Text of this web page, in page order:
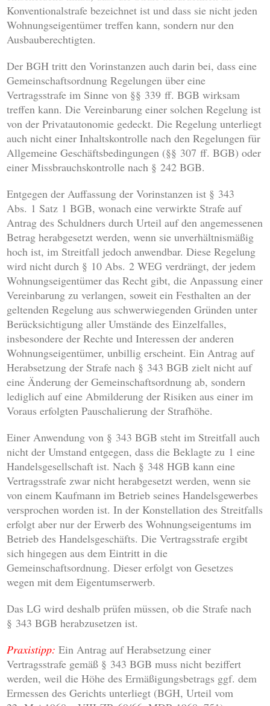
Konventionalstrafe bezeichnet ist und dass sie nicht jeden
Wohnungseigentümer treffen kann, sondern nur den
Ausbauberechtigten.
Der BGH tritt den Vorinstanzen auch darin bei, dass eine
Gemeinschaftsordnung Regelungen über eine
Vertragsstrafe im Sinne von §§ 339 ff. BGB wirksam
treffen kann. Die Vereinbarung einer solchen Regelung ist
von der Privatautonomie gedeckt. Die Regelung unterliegt
auch nicht einer Inhaltskontrolle nach den Regelungen für
Allgemeine Geschäftsbedingungen (§§ 307 ff. BGB) oder
einer Missbrauchskontrolle nach § 242 BGB.
Entgegen der Auffassung der Vorinstanzen ist § 343
Abs. 1 Satz 1 BGB, wonach eine verwirkte Strafe auf
Antrag des Schuldners durch Urteil auf den angemessenen
Betrag herabgesetzt werden, wenn sie unverhältnismäßig
hoch ist, im Streitfall jedoch anwendbar. Diese Regelung
wird nicht durch § 10 Abs. 2 WEG verdrängt, der jedem
Wohnungseigentümer das Recht gibt, die Anpassung einer
Vereinbarung zu verlangen, soweit ein Festhalten an der
geltenden Regelung aus schwerwiegenden Gründen unter
Berücksichtigung aller Umstände des Einzelfalles,
insbesondere der Rechte und Interessen der anderen
Wohnungseigentümer, unbillig erscheint. Ein Antrag auf
Herabsetzung der Strafe nach § 343 BGB zielt nicht auf
eine Änderung der Gemeinschaftsordnung ab, sondern
lediglich auf eine Abmilderung der Risiken aus einer im
Voraus erfolgten Pauschalierung der Strafhöhe.
Einer Anwendung von § 343 BGB steht im Streitfall auch
nicht der Umstand entgegen, dass die Beklagte zu 1 eine
Handelsgesellschaft ist. Nach § 348 HGB kann eine
Vertragsstrafe zwar nicht herabgesetzt werden, wenn sie
von einem Kaufmann im Betrieb seines Handelsgewerbes
versprochen worden ist. In der Konstellation des Streitfalls
erfolgt aber nur der Erwerb des Wohnungseigentums im
Betrieb des Handelsgeschäfts. Die Vertragsstrafe ergibt
sich hingegen aus dem Eintritt in die
Gemeinschaftsordnung. Dieser erfolgt von Gesetzes
wegen mit dem Eigentumserwerb.
Das LG wird deshalb prüfen müssen, ob die Strafe nach
§ 343 BGB herabzusetzen ist.
Praxistipp: Ein Antrag auf Herabsetzung einer
Vertragsstrafe gemäß § 343 BGB muss nicht beziffert
werden, weil die Höhe des Ermäßigungsbetrags ggf. dem
Ermessen des Gerichts unterliegt (BGH, Urteil vom